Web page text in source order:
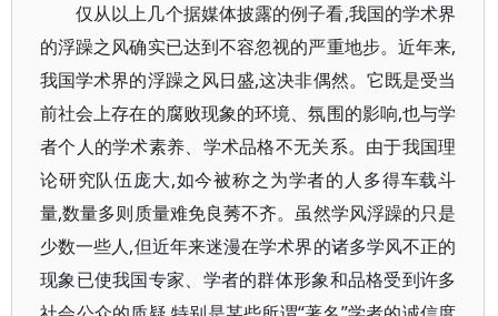
仅从以上几个据媒体披露的例子看,我国的学术界
的浮躁之风确实已达到不容忽视的严重地步。近年来,
我国学术界的浮躁之风日盛,这决非偶然。它既是受当
前社会上存在的腐败现象的环境、氛围的影响,也与学
者个人的学术素养、学术品格不无关系。由于我国理
论研究队伍庞大,如今被称之为学者的人多得车载斗
量,数量多则质量难免良莠不齐。虽然学风浮躁的只是
少数一些人,但近年来迷漫在学术界的诸多学风不正的
现象已使我国专家、学者的群体形象和品格受到许多